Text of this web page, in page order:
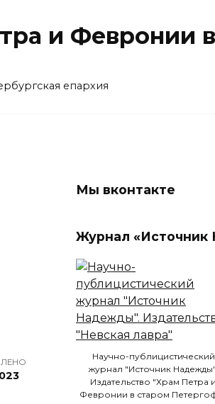
и Февронии в
епархия
Мы вконтакте
Журнал
Научно-публицистический
журнал "Источник
Издательство "Храм Петра и
Февронии в старом